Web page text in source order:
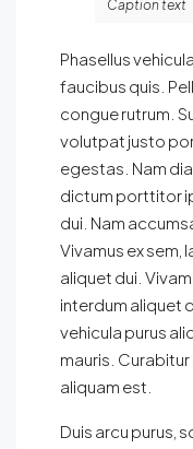
Caption text
Phasellus
faucibus quis.
congue rutrum.
volutpat justo
egestas. Nam
dictum porttitor
dui. Nam
Vivamus ex sem,
aliquet dui.
interdum aliquet
vehicula purus
mauris. Curabitur
aliquam est.
Duis arcu purus,